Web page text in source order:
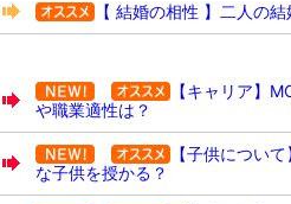
【 結婚の相性 】二人の
【キャリア】
や職業適性は？
【子供につい
な子供を授かる？